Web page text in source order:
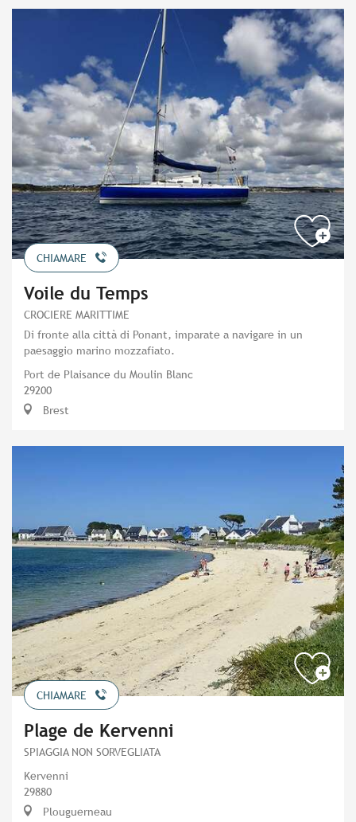
CHIAMARE
Voile du Temps
CROCIERE MARITTIME
Di fronte alla città di Ponant, imparate a navigare in un
paesaggio marino mozzafiato.
Port de Plaisance du Moulin Blanc
29200
Brest
CHIAMARE
Plage de Kervenni
SPIAGGIA NON SORVEGLIATA
Kervenni
29880
Plouguerneau